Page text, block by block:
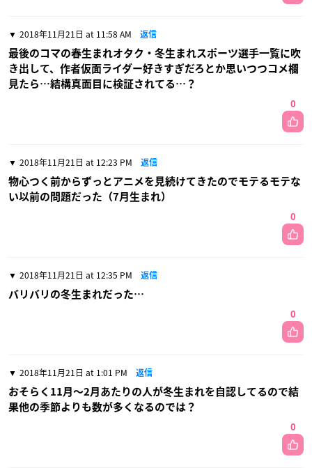
2018年11月21日 at 11:58 AM 返信
最後のコマの春生まれオタク・冬生まれスポーツ選手一覧に吹
き出して、作者仮面ライダー好きすぎだろとか思いつつコメ欄
見たら…結構真面目に検証されてる…？
0
2018年11月21日 at 12:23 PM 返信
物心つく前からずっとアニメを見続けてきたのでモテるモテな
い以前の問題だった（7月生まれ）
0
2018年11月21日 at 12:35 PM 返信
バリバリの冬生まれだった…
0
2018年11月21日 at 1:01 PM 返信
おそらく11月〜2月あたりの人が冬生まれを自認してるので結
果他の季節よりも数が多くなるのでは？
0